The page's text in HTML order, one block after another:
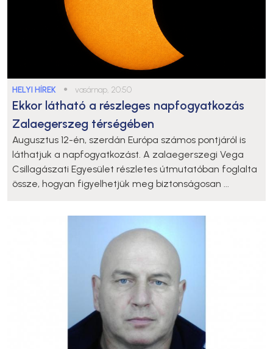
HELYI HÍREK ● vasárnap, 20:50
Ekkor látható a részleges napfogyatkozás
Zalaegerszeg térségében
Augusztus 12-én, szerdán Európa számos pontjáról is
láthatjuk a napfogyatkozást. A zalaegerszegi Vega
Csillagászati Egyesület részletes útmutatóban foglalta
össze, hogyan figyelhetjük meg biztonságosan ...